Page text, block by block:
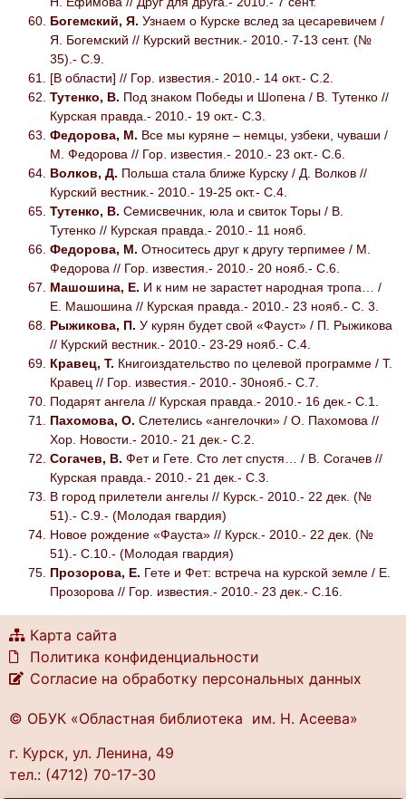
Богемский, Я. Узнаем о Курске вслед за цесаревичем /
Я. Богемский // Курский вестник.- 2010.- 7-13 сент. (№
35).- С.9.
[В области] // Гор. известия.- 2010.- 14 окт.- С.2.
Тутенко, В. Под знаком Победы и Шопена / В. Тутенко //
Курская правда.- 2010.- 19 окт.- С.3.
Федорова, М. Все мы куряне – немцы, узбеки, чуваши /
М. Федорова // Гор. известия.- 2010.- 23 окт.- С.6.
Волков, Д. Польша стала ближе Курску / Д. Волков //
Курский вестник.- 2010.- 19-25 окт.- С.4.
Тутенко, В. Семисвечник, юла и свиток Торы / В.
Тутенко // Курская правда.- 2010.- 11 нояб.
Федорова, М. Относитесь друг к другу терпимее / М.
Федорова // Гор. известия.- 2010.- 20 нояб.- С.6.
Машошина, Е. И к ним не зарастет народная тропа… /
Е. Машошина // Курская правда.- 2010.- 23 нояб.- С. 3.
Рыжикова, П. У курян будет свой «Фауст» / П. Рыжикова
// Курский вестник.- 2010.- 23-29 нояб.- С.4.
Кравец, Т. Книгоиздательство по целевой программе / Т.
Кравец // Гор. известия.- 2010.- 30нояб.- С.7.
Подарят ангела // Курская правда.- 2010.- 16 дек.- С.1.
Пахомова, О. Слетелись «ангелочки» / О. Пахомова //
Хор. Новости.- 2010.- 21 дек.- С.2.
Согачев, В. Фет и Гете. Сто лет спустя… / В. Согачев //
Курская правда.- 2010.- 21 дек.- С.3.
В город прилетели ангелы // Курск.- 2010.- 22 дек. (№
51).- С.9.- (Молодая гвардия)
Новое рождение «Фауста» // Курск.- 2010.- 22 дек. (№
51).- С.10.- (Молодая гвардия)
Прозорова, Е. Гете и Фет: встреча на курской земле / Е.
Прозорова // Гор. известия.- 2010.- 23 дек.- С.16.
Карта сайта
Политика конфиденциальности
Согласие на обработку персональных данных
© ОБУК «Областная библиотека им. Н. Асеева»
г. Курск, ул. Ленина, 49
тел.: (4712) 70-17-30